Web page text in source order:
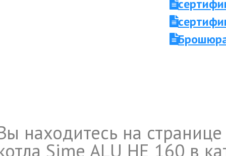
находитесь на
Sime ALU HE 160 в